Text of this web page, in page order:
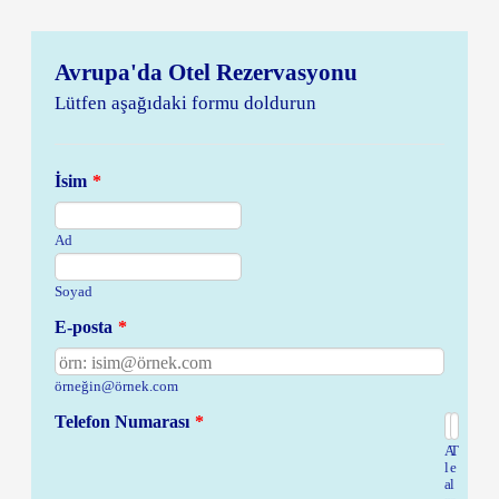
Avrupa'da Otel Rezervasyonu
Lütfen aşağıdaki formu doldurun
İsim *
Ad
Soyad
E-posta *
örneğin@örnek.com
Telefon Numarası *
A
l
a
T
e
l